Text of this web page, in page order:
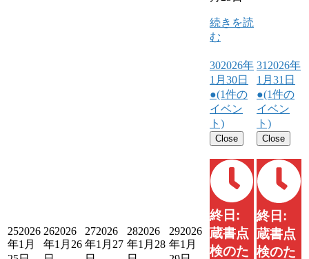
続きを読
む
252026
年1月
262026
年1月26
272026
年1月27
282026
年1月28
292026
年1月
302026年
1月30日
●(1件の
イベン
ト)
Close
終日:
蔵書点
検のた
31 2026年
1月31日
●(1件の
イベン
ト)
Close
終日:
蔵書点
検のた